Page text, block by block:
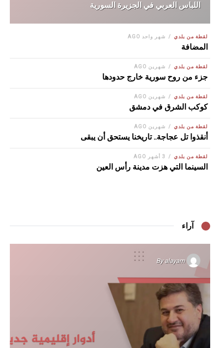
اللباس العربي في الجزيرة السورية
لقطة من بلدي شهر واحد AGO
المضافة
لقطة من بلدي شهرين AGO
جزء من روح سورية خارج حدودها
لقطة من بلدي شهرين AGO
كوكب الشرق في دمشق
لقطة من بلدي شهرين AGO
أنقذوا تل عجاجة.. تاريخنا يستحق أن يبقى
لقطة من بلدي
السينما التي هزت مدينة رأس العين
آراء
Byalayam